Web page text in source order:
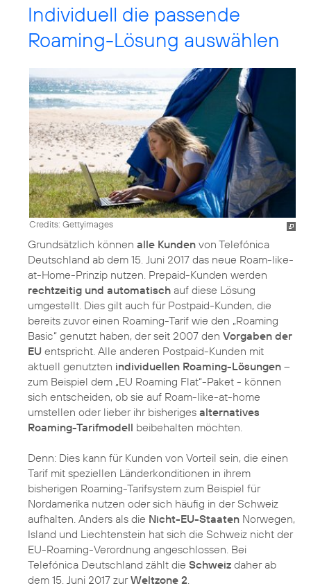
Individuell die passende
Roaming-Lösung auswählen
Credits: Gettyimages
Grundsätzlich können alle Kunden von Telefónica
Deutschland ab dem 15. Juni 2017 das neue Roam-like-
at-Home-Prinzip nutzen. Prepaid-Kunden werden
rechtzeitig und automatisch auf diese Lösung
umgestellt. Dies gilt auch für Postpaid-Kunden, die
bereits zuvor einen Roaming-Tarif wie den „Roaming
Basic“ genutzt haben, der seit 2007 den Vorgaben der
EU entspricht. Alle anderen Postpaid-Kunden mit
aktuell genutzten individuellen Roaming-Lösungen –
zum Beispiel dem „EU Roaming Flat“-Paket - können
sich entscheiden, ob sie auf Roam-like-at-home
umstellen oder lieber ihr bisheriges alternatives
Roaming-Tarifmodell beibehalten möchten.
Denn: Dies kann für Kunden von Vorteil sein, die einen
Tarif mit speziellen Länderkonditionen in ihrem
bisherigen Roaming-Tarifsystem zum Beispiel für
Nordamerika nutzen oder sich häufig in der Schweiz
aufhalten. Anders als die Nicht-EU-Staaten Norwegen,
Island und Liechtenstein hat sich die Schweiz nicht der
EU-Roaming-Verordnung angeschlossen. Bei
Telefónica Deutschland zählt die Schweiz daher ab
dem 15. Juni 2017 zurWeltzone 2.